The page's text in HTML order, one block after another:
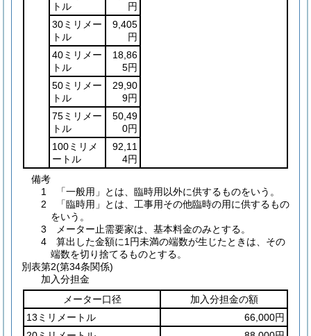
トル
円
30ミリメー
トル
9,405
円
40ミリメー
トル
18,86
5円
50ミリメー
トル
29,90
9円
75ミリメー
トル
50,49
0円
100ミリメ
ートル
92,11
4円
備考
1 「一般用」とは、臨時用以外に供するものをいう。
2 「臨時用」とは、工事用その他臨時の用に供するもの
をいう。
3 メーター止需要家は、基本料金のみとする。
4 算出した金額に1円未満の端数が生じたときは、その
端数を切り捨てるものとする。
別表第2(第34条関係)
加入分担金
メーター口径
加入分担金の額
13ミリメートル
66,000円